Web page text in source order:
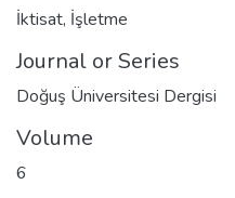
İktisat, İşletme
Journal or Series
Doğuş Üniversitesi Dergisi
Volume
6